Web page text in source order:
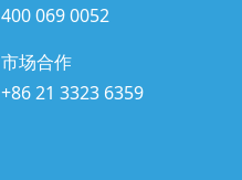
400 069 0052
市场合作
+86 21 3323 6359